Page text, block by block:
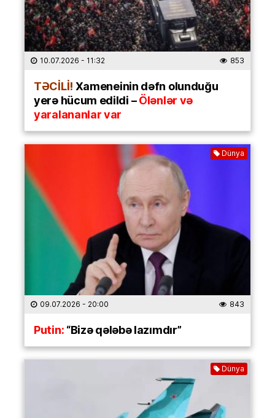
10.07.2026 - 11:32 853
TƏCİLİ!Xameneinin dəfn olunduğu
yerə hücum edildi –Ölənlər və
yaralananlar var
Dünya
09.07.2026 - 20:00 843
Putin:“Bizə qələbə lazımdır”
Dünya